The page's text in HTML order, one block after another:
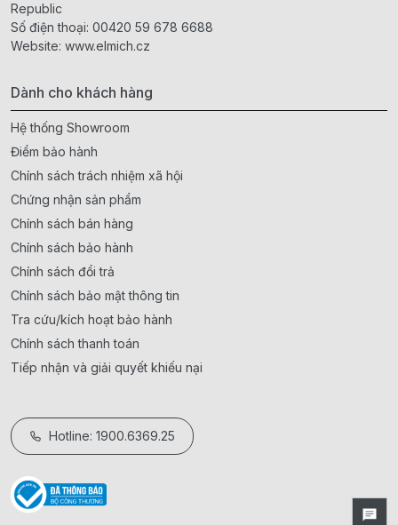
Republic
Số điện thoại: 00420 59 678 6688
Website: www.elmich.cz
Dành cho khách hàng
Hệ thống Showroom
Điểm bảo hành
Chính sách trách nhiệm xã hội
Chứng nhận sản phẩm
Chính sách bán hàng
Chính sách bảo hành
Chính sách đổi trả
Chính sách bảo mật thông tin
Tra cứu/kích hoạt bảo hành
Chính sách thanh toán
Tiếp nhận và giải quyết khiếu nại
Hotline: 1900.6369.25